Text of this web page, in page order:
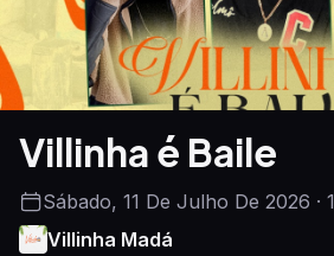
Villinha é Baile
Sábado, 11 De Julho De 2026
Villinha Madá